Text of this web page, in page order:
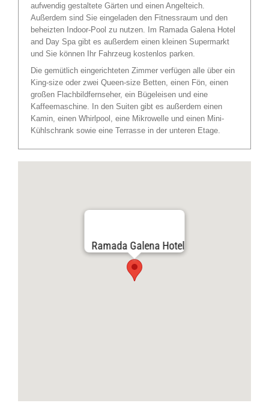
aufwendig gestaltete Gärten und einen Angelteich.
Außerdem sind Sie eingeladen den Fitnessraum und den
beheizten Indoor-Pool zu nutzen. Im Ramada Galena Hotel
and Day Spa gibt es außerdem einen kleinen Supermarkt
und Sie können Ihr Fahrzeug kostenlos parken.
Die gemütlich eingerichteten Zimmer verfügen alle über ein
King-size oder zwei Queen-size Betten, einen Fön, einen
großen Flachbildfernseher, ein Bügeleisen und eine
Kaffeemaschine. In den Suiten gibt es außerdem einen
Kamin, einen Whirlpool, eine Mikrowelle und einen Mini-
Kühlschrank sowie eine Terrasse in der unteren Etage.
Ramada Galena Hotel